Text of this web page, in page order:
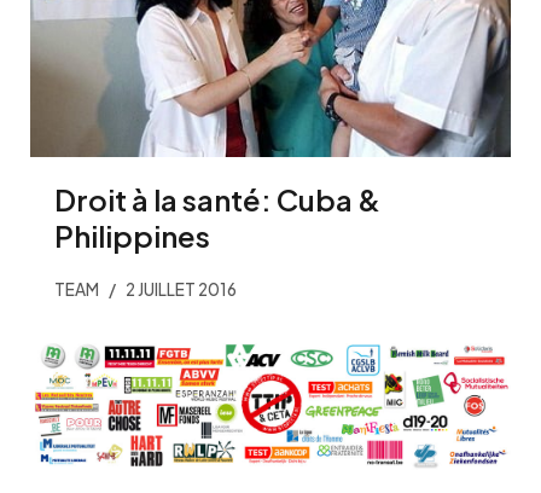
Droit à la santé: Cuba &
Philippines
TEAM 2 JUILLET 2016